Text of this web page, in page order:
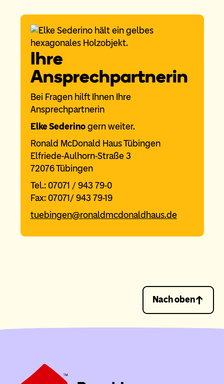
Ihre
Ansprechpartnerin
Bei Fragen hilft Ihnen Ihre
Ansprechpartnerin
Elke Sederinogern weiter.
Ronald McDonald Haus Tübingen
Elfriede-Aulhorn-Straße 3
72076 Tübingen
Tel.: 07071 / 943 79-0
Fax: 07071/ 943 79-19
tuebingen@ronaldmcdonaldhaus.de
Nach oben